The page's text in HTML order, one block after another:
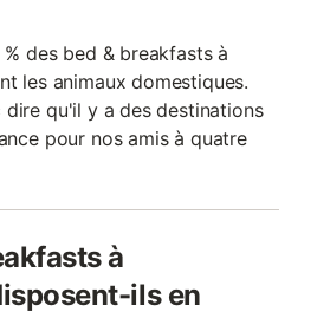
des bed & breakfasts à
les animaux domestiques.
qu'il y a des destinations
pour nos amis à quatre
à
ils en